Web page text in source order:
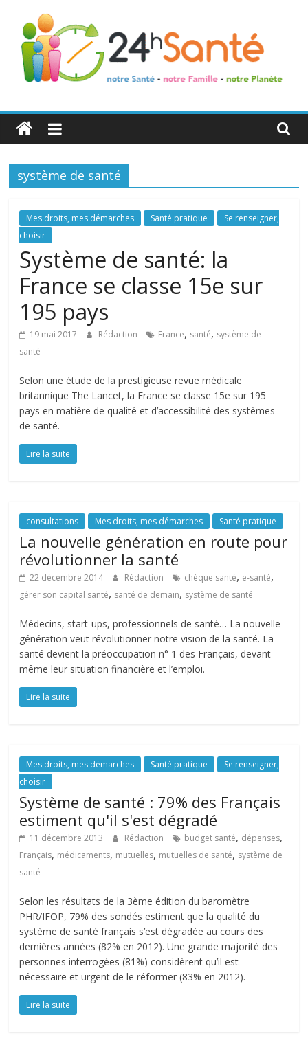
24h
Santé
La
de
toute
famille
système de santé
Mes droits, mes démarches Santé pratique
Se renseigner,
choisir
Système de santé: la
France se classe 15e sur
195 pays
19 mai 2017 Rédaction France, santé, système de
santé
Selon une étude de la prestigieuse revue médicale
britannique The Lancet, la France se classe 15e sur 195
pays en matière de qualité et d’accessibilité des systèmes
de santé.
Lire la suite
consultations Mes droits, mes démarches Santé pratique
La nouvelle génération en route pour
révolutionner la santé
22 décembre 2014 Rédaction chèque santé, e-santé,
gérer son capital santé, santé de demain, système de santé
Médecins, start-ups, professionnels de santé… La nouvelle
génération veut révolutionner notre vision de la santé. La
santé devient la préoccupation n° 1 des Français, devant
même leur situation financière et l’emploi.
Lire la suite
Mes droits, mes démarches Santé pratique
Se renseigner,
choisir
Système de santé : 79% des Français
estiment qu'il s'est dégradé
11 décembre 2013 Rédaction budget santé, dépenses,
Français, médicaments, mutuelles, mutuelles de santé, système de
santé
Selon les résultats de la 3ème édition du baromètre
PHR/IFOP, 79% des sondés estiment que la qualité du
système de santé français s’est dégradée au cours des
dernières années (82% en 2012). Une grande majorité des
personnes interrogées (81%) considèrent qu’il est
nécessaire et urgent de le réformer (83% en 2012).
Lire la suite